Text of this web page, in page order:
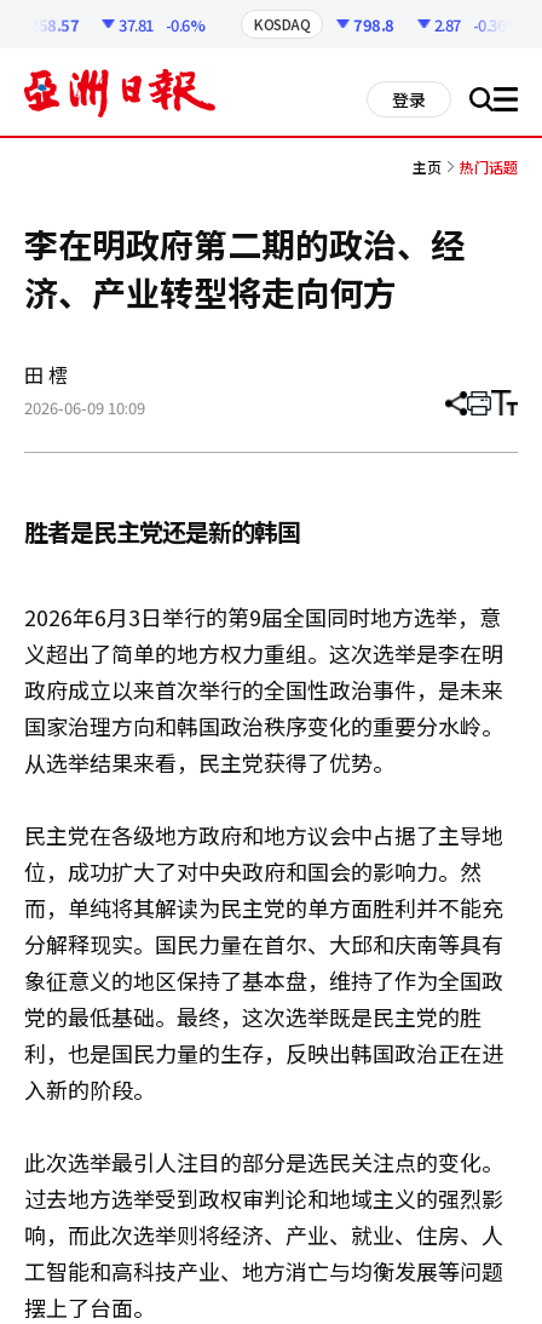
6258.57 37.81 -0.6% KOSDAQ 798.8 2.87 -0.36%
登录 搜 all
主页 热门话题
李在明政府第二期的政治、经
济、产业转型将走向何方
田 橒
2026-06-09 10:09 分
章
打 调
小
胜者是民主党还是新的韩国
2026年6月3日举行的第9届全国同时地方选举，意
义超出了简单的地方权力重组。这次选举是李在明
政府成立以来首次举行的全国性政治事件，是未来
国家治理方向和韩国政治秩序变化的重要分水岭。
从选举结果来看，民主党获得了优势。
民主党在各级地方政府和地方议会中占据了主导地
位，成功扩大了对中央政府和国会的影响力。然
而，单纯将其解读为民主党的单方面胜利并不能充
分解释现实。国民力量在首尔、大邱和庆南等具有
象征意义的地区保持了基本盘，维持了作为全国政
党的最低基础。最终，这次选举既是民主党的胜
利，也是国民力量的生存，反映出韩国政治正在进
入新的阶段。
此次选举最引人注目的部分是选民关注点的变化。
过去地方选举受到政权审判论和地域主义的强烈影
响，而此次选举则将经济、产业、就业、住房、人
工智能和高科技产业、地方消亡与均衡发展等问题
摆上了台面。